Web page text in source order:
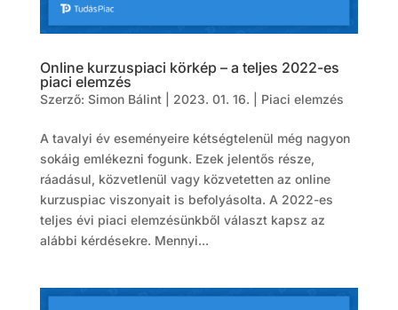
Online kurzuspiaci körkép – a teljes 2022-es
piaci elemzés
Szerző: Simon Bálint| 2023. 01. 16. Piaci elemzés
A tavalyi év eseményeire kétségtelenül még nagyon
sokáig emlékezni fogunk. Ezek jelentős része,
ráadásul, közvetlenül vagy közvetetten az online
kurzuspiac viszonyait is befolyásolta. A 2022-es
teljes évi piaci elemzésünkből választ kapsz az
alábbi kérdésekre. Mennyi...